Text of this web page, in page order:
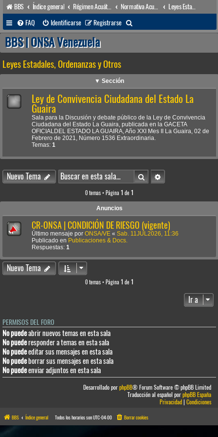
BBS Índice general
Leyes Estadales, Ordenanzas y Otros
FAQ
Identificarse Registrarse
u
a
r
BBS | ONSA Venezuela
Leyes Estadales, Ordenanzas y Otros
▼ Sección
Ley de Convivencia Ciudadana del Estado La
Guaira
Sala para la Discusión y debate público de la Ley de Convivencia
Ciudadana del Estado La Guaira, publicada en la GACETA
OFICIALDEL ESTADO LA GUAIRA, Año XXI Mes II La Guaira, 02 de
Febrero de 2021, Número 1536 Extraordinaria.
Temas: 1
Nuevo Tema BuscarBúsqueda avanzada
0 temas • Página 1 de 1
Anuncios
CR-ONSA | CONDICIÓN DE RIESGO (vigente)
Último mensaje por ONSA/VE « Sab. 11JUL2026, 11:36
Publicado en Publicaciones & Docs.
Respuestas: 1
Nuevo Tema
0 temas • Página 1 de 1
Ir a
PERMISOS DEL FORO
No puedeabrir nuevos temas en esta sala
No puederesponder a temas en esta sala
No puedeeditar sus mensajes en esta sala
No puedeborrar sus mensajes en esta sala
No puedeenviar adjuntos en esta sala
Desarrollado porphpBB® Forum Software © phpBB Limited
Traducción al español porphpBB España
Privacidad|Condiciones
BBS Índice general Todos los horarios sonUTC-04:00 Borrar cookies